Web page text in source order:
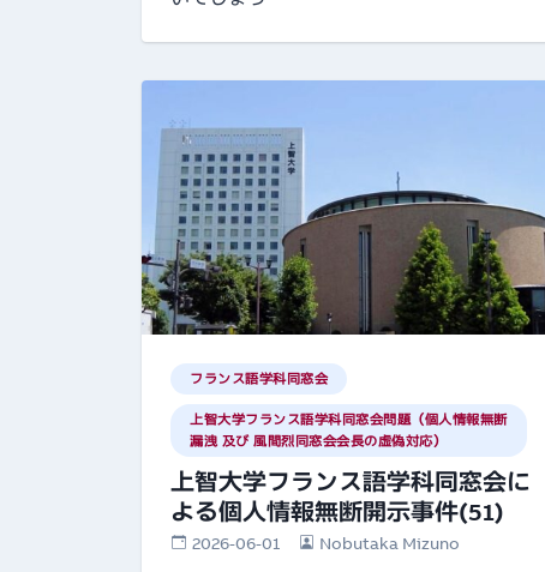
フランス語学科同窓会
上智大学フランス語学科同窓会問題（個人情報無断
漏洩 及び 風間烈同窓会会長の虚偽対応）
上智大学フランス語学科同窓会に
よる個人情報無断開示事件(51)
2026-06-01 Nobutaka Mizuno